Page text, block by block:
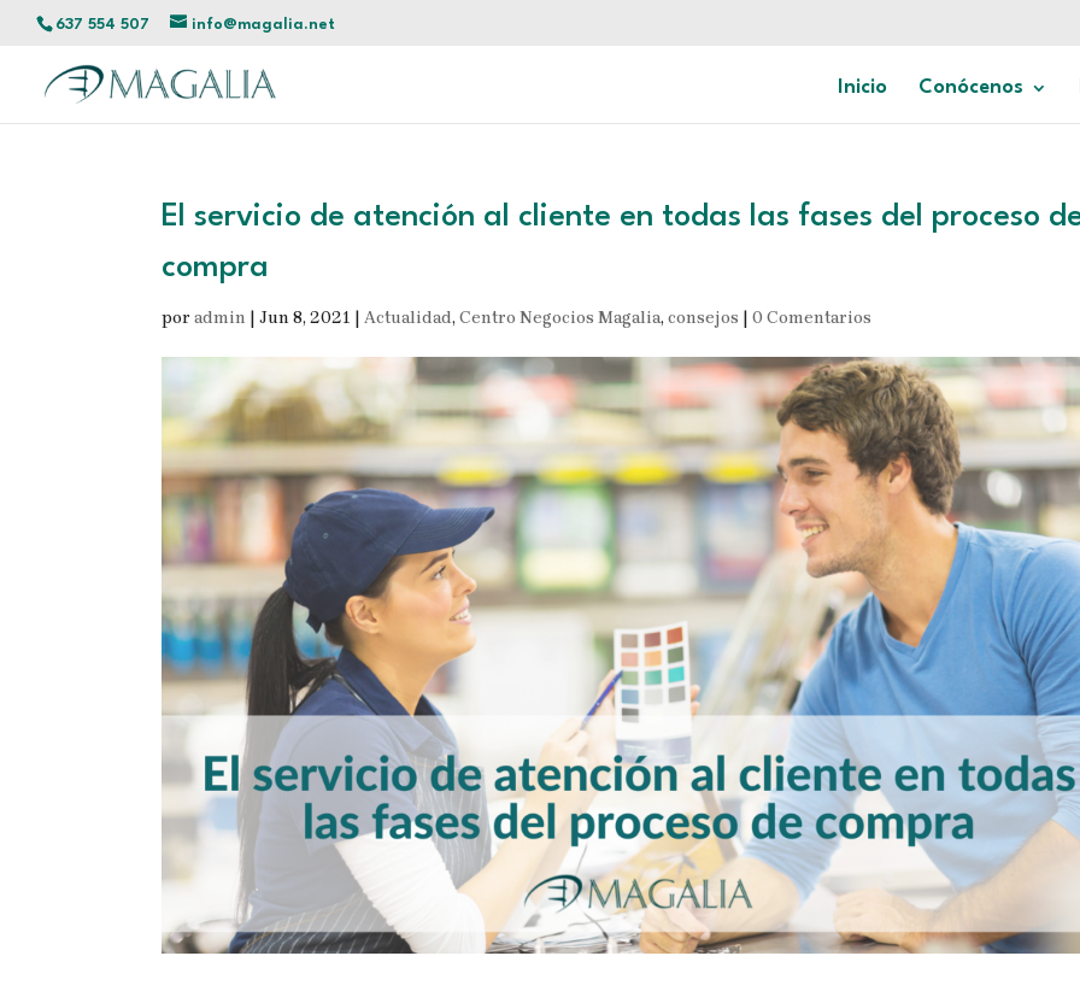
637 554 507 info@magalia.net
Inicio Conócenos
El servicio de atención al cliente en todas las fases del proceso
compra
poradmin |Jun 8, 2021 |Actualidad,Centro Negocios Magalia,consejos |0 Comentarios